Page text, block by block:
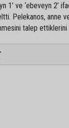
1’ ve ‘ebeveyn 2’
Pelekanos, anne
talep ettiklerini